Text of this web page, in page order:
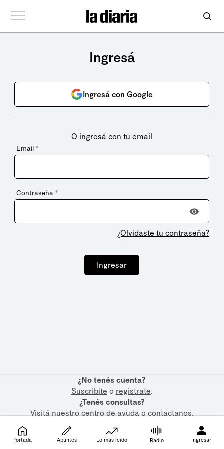
Ingresá
Ingresá con Google
O ingresá con tu email
Email *
Contraseña *
¿Olvidaste tu contraseña?
Ingresar
¿No tenés cuenta?
Suscribite o registrate.
¿Tenés consultas?
Visitá nuestrocentro de ayudaocontactanos.
Portada Apuntes Lo más leído Radio Ingresar